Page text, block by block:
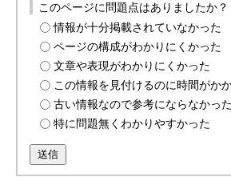
このページに問題点はありましたか？
情報が十分掲載されていなかった
ページの構成がわかりにくかった
文章や表現がわかりにくかった
この情報を見付けるのに時間がか
古い情報なので参考にならなかった
特に問題無くわかりやすかった
送信